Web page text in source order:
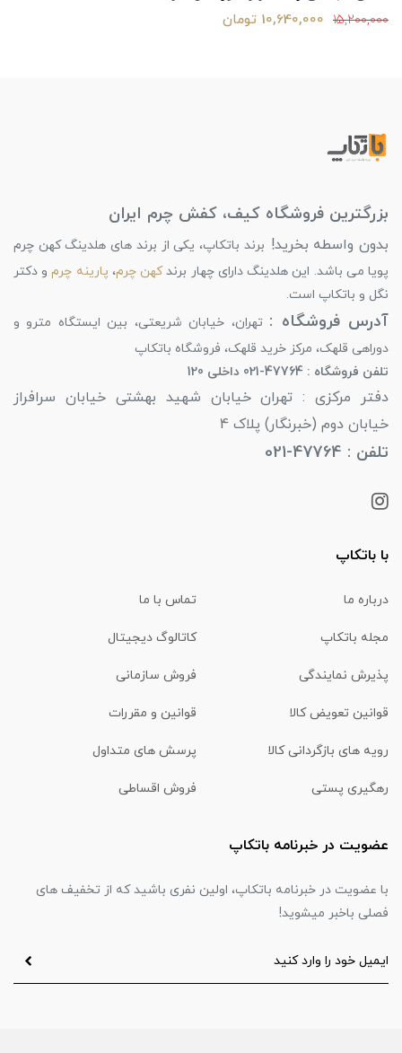
15,200,000 10,640,000 تومان
بزرگترین فروشگاه کیف، کفش چرم ایران
بدون واسطه بخرید! برند باتکاپ، یکی از برند های هلدینگ کهن چرم
پویا می باشد. این هلدینگ دارای چهار برندکهن چرم، پارینه چرمو دکتر
نگل و باتکاپ است.
آدرس فروشگاه : تهران، خیابان شریعتی، بین ایستگاه مترو و
دوراهی قلهک، مرکز خرید قلهک، فروشگاه باتکاپ
تلفن فروشگاه : 47764-021 داخلی 120
دفتر مرکزی : تهران خیابان شهید بهشتی خیابان سرافراز
خیابان دوم (خبرنگار) پلاک 4
تلفن : 47764-021
با باتکاپ
درباره ما تماس با ما
مجله باتکاپ کاتالوگ دیجیتال
پذیرش نمایندگی فروش سازمانی
قوانین تعویض کالا قوانین و مقررات
رویه های بازگردانی کالا پرسش های متداول
رهگیری پستی فروش اقساطی
عضویت در خبرنامه باتکاپ
با عضویت در خبرنامه باتکاپ، اولین نفری باشید که از تخفیف های
فصلی باخبر میشوید!